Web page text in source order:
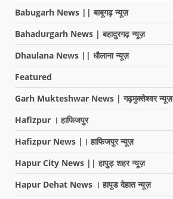
Babugarh News || बाबूगढ़ न्यूज़
Bahadurgarh News | बहादुरगढ़ न्यूज़
Dhaulana News || धौलाना न्यूज़
Featured
Garh Mukteshwar News | गढ़मुक्तेश्वर न्यूज़
Hafizpur । हाफिजपुर
Hafizpur News |। हाफिजपुर न्यूज़
Hapur City News || हापुड़ शहर न्यूज़
Hapur Dehat News । हापुड देहात न्यूज़